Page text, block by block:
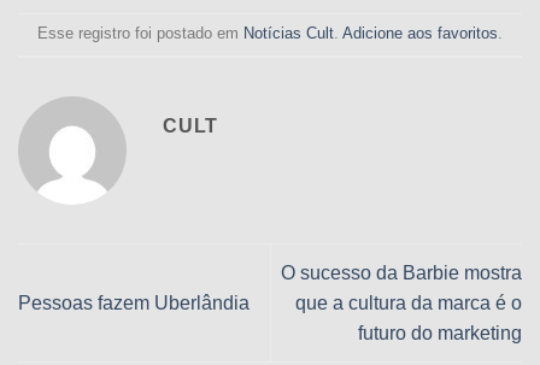
Esse registro foi postado em Notícias Cult. Adicione aos favoritos.
CULT
Pessoas fazem Uberlândia
O sucesso da Barbie mostra
que a cultura da marca é o
futuro do marketing